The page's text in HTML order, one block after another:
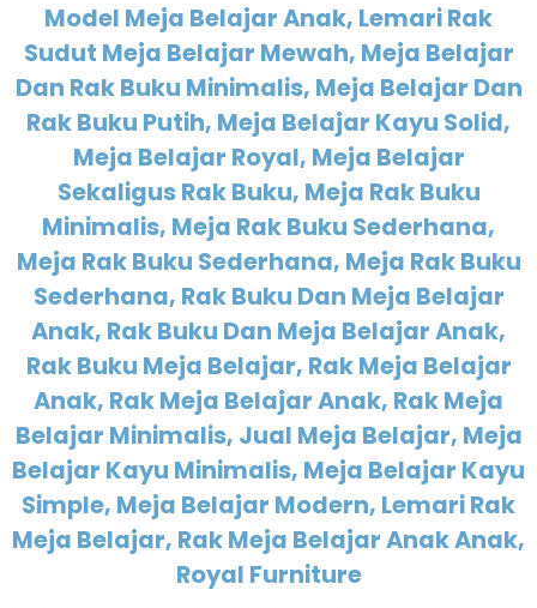
Model Meja Belajar Anak, Lemari Rak
Sudut Meja Belajar Mewah, Meja Belajar
Dan Rak Buku Minimalis, Meja Belajar Dan
Rak Buku Putih, Meja Belajar Kayu Solid,
Meja Belajar Royal, Meja Belajar
Sekaligus Rak Buku, Meja Rak Buku
Minimalis, Meja Rak Buku Sederhana,
Meja Rak Buku Sederhana, Meja Rak Buku
Sederhana, Rak Buku Dan Meja Belajar
Anak, Rak Buku Dan Meja Belajar Anak,
Rak Buku Meja Belajar, Rak Meja Belajar
Anak, Rak Meja Belajar Anak, Rak Meja
Belajar Minimalis, Jual Meja Belajar, Meja
Belajar Kayu Minimalis, Meja Belajar Kayu
Simple, Meja Belajar Modern, Lemari Rak
Meja Belajar, Rak Meja Belajar Anak Anak,
Royal Furniture